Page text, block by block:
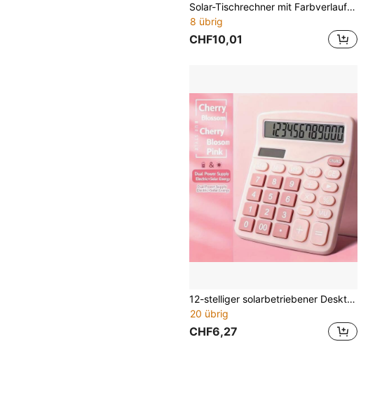
Solar-Tischrechner mit Farbverlauf in Rosa und Goldrand, leise mechanische Tasten für langfristige Buchhaltung ohne Handermüdung, breites Display für klare Sichtbarkeit, Solar- + Batterie-Dualstromversorgung, mit Fußball-Aufkleber (Versand basierend auf Bestellung) für personalisierte Dekoration, sanftes, hochattraktives Bürowerkzeug für tägliche Finanz- und Verwaltungsberechnungen
8 übrig
CHF10,01
12-stelliger solarbetriebener Desktop-Taschenrechner, große Tasten & Anzeige, Dual-Stromversorgung (Batterie/Solar), zuverlässige Leistung für Büro, Finanzen, Buchhaltung, geschäftliche Nutzung, Schulanfang
20 übrig
CHF6,27